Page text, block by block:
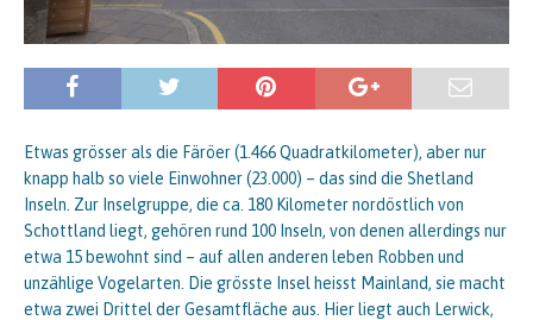
Etwas grösser als die Färöer (1.466 Quadratkilometer), aber nur
knapp halb so viele Einwohner (23.000) – das sind die Shetland
Inseln. Zur Inselgruppe, die ca. 180 Kilometer nordöstlich von
Schottland liegt, gehören rund 100 Inseln, von denen allerdings nur
etwa 15 bewohnt sind – auf allen anderen leben Robben und
unzählige Vogelarten. Die grösste Insel heisst Mainland, sie macht
etwa zwei Drittel der Gesamtfläche aus. Hier liegt auch Lerwick,